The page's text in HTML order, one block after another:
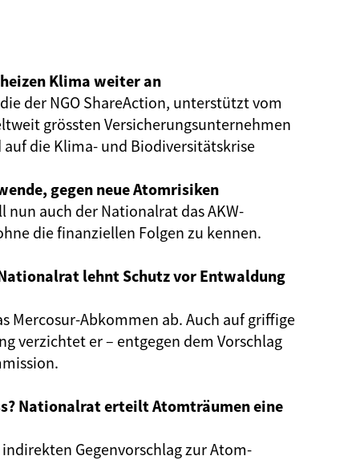
Klima weiter an
der NGO ShareAction, unterstützt vom
grössten Versicherungsunternehmen
die Klima- und Biodiversitätskrise
gegen neue Atomrisiken
nun auch der Nationalrat das AKW-
die finanziellen Folgen zu kennen.
lehnt Schutz vor Entwaldung
Mercosur-Abkommen ab. Auch auf griffige
verzichtet er – entgegen dem Vorschlag
Nationalrat erteilt Atomträumen eine
Gegenvorschlag zur Atom-